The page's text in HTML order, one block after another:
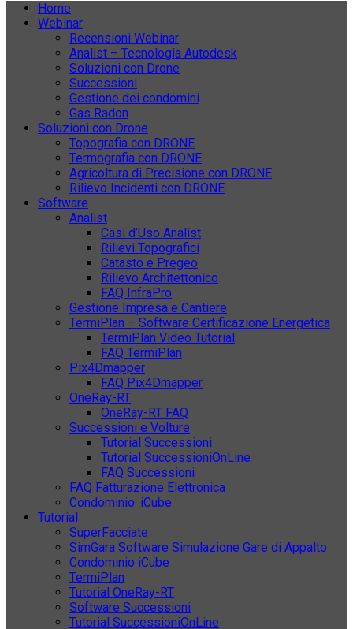
Home
Webinar
Recensioni Webinar
Analist – Tecnologia Autodesk
Soluzioni con Drone
Successioni
Gestione dei condomini
Gas Radon
Soluzioni con Drone
Topografia con DRONE
Termografia con DRONE
Agricoltura di Precisione con DRONE
Rilievo Incidenti con DRONE
Software
Analist
Casi d’Uso Analist
Rilievi Topografici
Catasto e Pregeo
Rilievo Architettonico
FAQ InfraPro
Gestione Impresa e Cantiere
TermiPlan – Software Certificazione Energetica
TermiPlan Video Tutorial
FAQ TermiPlan
Pix4Dmapper
FAQ Pix4Dmapper
OneRay-RT
OneRay-RT FAQ
Successioni e Volture
Tutorial Successioni
Tutorial SuccessioniOnLine
FAQ Successioni
FAQ Fatturazione Elettronica
Condominio: iCube
Tutorial
SuperFacciate
SimGara Software Simulazione Gare di Appalto
Condominio iCube
TermiPlan
Tutorial OneRay-RT
Software Successioni
Tutorial SuccessioniOnLine